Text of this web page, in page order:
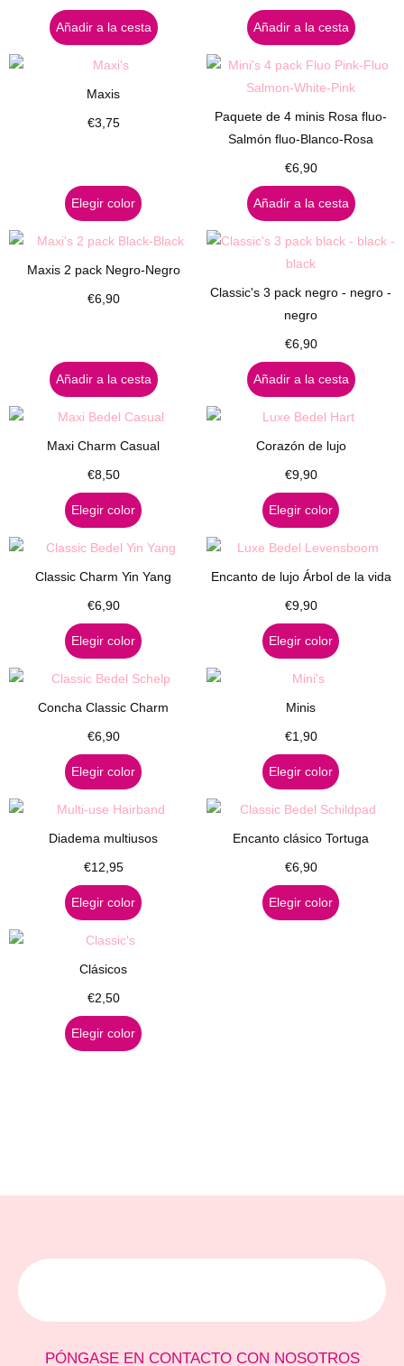
Añadir a la cesta Añadir a la cesta
Maxis
€3,75
Elegir color
Paquete de 4 minis Rosa fluo-
Salmón fluo-Blanco-Rosa
€6,90
Añadir a la cesta
Maxis 2 pack Negro-Negro
€6,90
Añadir a la cesta
Classic's 3 pack negro - negro -
negro
€6,90
Añadir a la cesta
Maxi Charm Casual
€8,50
Elegir color
Corazón de lujo
€9,90
Elegir color
Classic Charm Yin Yang
€6,90
Elegir color
Encanto de lujo Árbol de la vida
€9,90
Elegir color
Concha Classic Charm
€6,90
Elegir color
Minis
€1,90
Elegir color
Diadema multiusos
€12,95
Elegir color
Encanto clásico Tortuga
€6,90
Elegir color
Clásicos
€2,50
Elegir color
PÓNGASE EN CONTACTO CON NOSOTROS